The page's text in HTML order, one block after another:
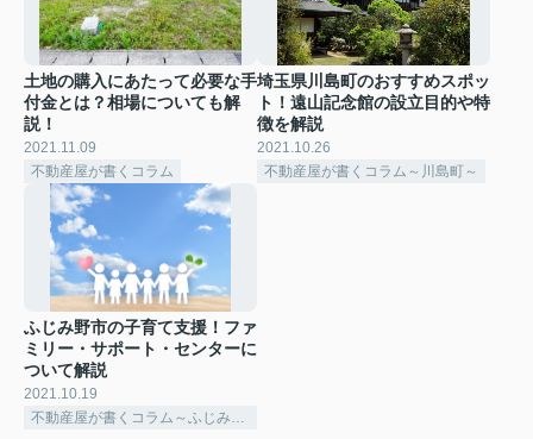
土地の購入にあたって必要な手
付金とは？相場についても解
説！
2021.11.09
不動産屋が書くコラム
埼玉県川島町のおすすめスポッ
ト！遠山記念館の設立目的や特
徴を解説
2021.10.26
不動産屋が書くコラム～川島町～
ふじみ野市の子育て支援！ファ
ミリー・サポート・センターに
ついて解説
2021.10.19
不動産屋が書くコラム～ふじみ野市～